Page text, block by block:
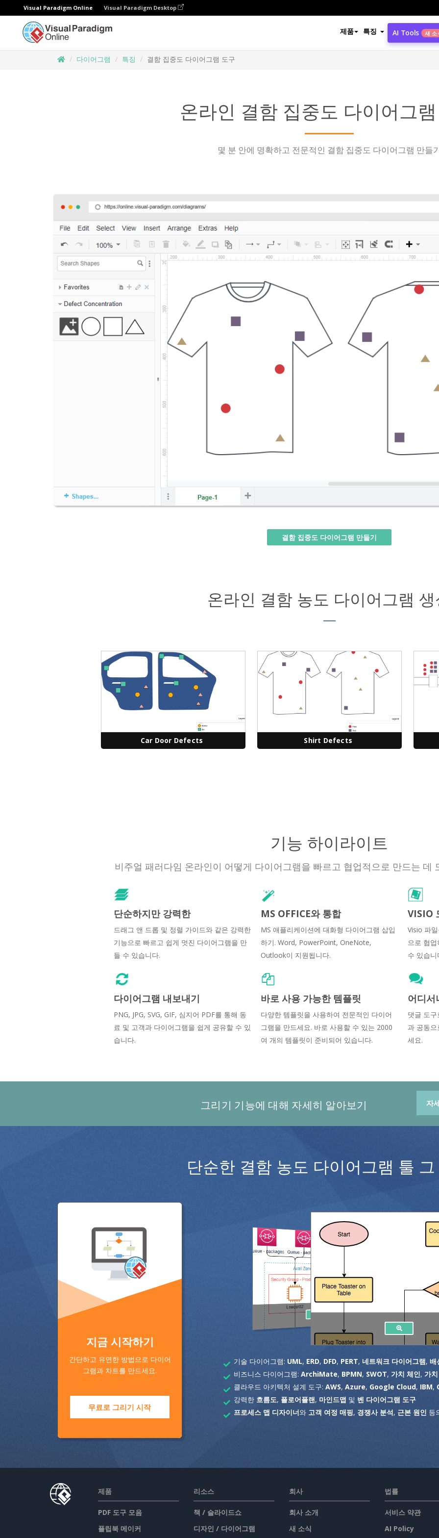
Visual Paradigm Online Visual Paradigm Desktop
제품 특징 AI Tools 새 소
다이어그램 특징 결함 집중도 다이어그램 도구
온라인 결함 집중도 다이어그
몇 분 안에 명확하고 전문적인 결함 집중도 다이어그램 만들
결함 집중도 다이어그램 만들기
온라인 결함 농도 다이어그램
Car Door Defects Shirt Defects
기능 하이라이트
비주얼 패러다임 온라인이 어떻게 다이어그램을 빠르고 협업적으로 만드는 데
단순하지만 강력한
드래그 앤 드롭 및 정렬 가이드와 같은 강력한
기능으로 빠르고 쉽게 멋진 다이어그램을 만
들 수 있습니다.
MS OFFICE와 통합
MS 애플리케이션에 대화형 다이어그램 삽입
하기. Word, PowerPoint, OneNote,
Outlook이 지원됩니다.
VISIO
Visio 파
으로 협
수 있습니
다이어그램 내보내기
PNG, JPG, SVG, GIF, 심지어 PDF를 통해 동
료 및 고객과 다이어그램을 쉽게 공유할 수 있
습니다.
바로 사용 가능한 템플릿
다양한 템플릿을 사용하여 전문적인 다이어
그램을 만드세요. 바로 사용할 수 있는 2000
여 개의 템플릿이 준비되어 있습니다.
어디서
댓글 도
과 공동
세요.
그리기 기능에 대해 자세히 알아보기 자
단순한 결함 농도 다이어그램 툴
지금 시작하기
간단하고 유연한 방법으로 다이어
그램과 차트를 만드세요.
무료로 그리기 시작
기술 다이어그램: UML, ERD, DFD, PERT, 네트워크 다이어그램, 배
비즈니스 다이어그램: ArchiMate, BPMN, SWOT, 가치 체인, 가
클라우드 아키텍처 설계 도구: AWS, Azure, Google Cloud, IBM,
강력한 흐름도, 플로어플랜, 마인드맵 및 벤 다이어그램 도구
프로세스 맵 디자이너와 고객 여정 매핑, 경쟁사 분석, 근본 원인 등
제품
PDF 도구 모음
플립북 메이커
리소스
책 / 슬라이드쇼
디자인 / 다이어그램
회사
회사 소개
새 소식
법률
서비스 약관
AI Policy